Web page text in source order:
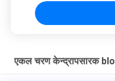
एकल चरण केन्द्रापसारक